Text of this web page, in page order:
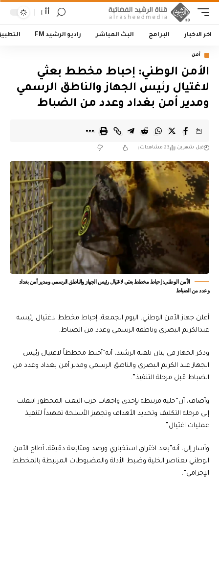
أأ
اخر الاخبار البرامج البث المباشر راديو الرشيد FM
أمن
الأمن الوطني: إحباط مخطط بعثي
لاغتيال رئيس الجهاز والناطق الرسمي
ومدير أمن بغداد وعدد من الضباط
قبل شهرين 23 مشاهدات
الأمن الوطني: إحباط مخطط بعثي لاغتيال رئيس الجهاز والناطق الرسمي ومدير أمن بغداد
وعدد من الضباط
أعلن جهاز الأمن الوطني، اليوم الجمعة، إحباط مخطط لاغتيال رئيسه
عبدالكريم البصري وناطقه الرسمي وعدد من الضباط.
وذكر الجهاز في بيان تلقته الرشيد، أنه”أحبط مخططاً لاغتيال رئيس
الجهاز عبد الكريم البصري والناطق الرسمي ومدير أمن بغداد وعدد من
الضباط قبل مرحلة التنفيذ”.
وأضاف، أن”خلية مرتبطة بإحدى واجهات حزب البعث المحظور انتقلت
إلى مرحلة التكليف وتحديد الأهداف وتجهيز الأسلحة تمهيداً لتنفيذ
عمليات اغتيال”.
وأشار إلى، أنه”بعد اختراق استخباري ورصد ومتابعة دقيقة، أطاح الأمن
الوطني بعناصر الخلية وضبط الأدلة والمضبوطات المرتبطة بالمخطط
الإجرامي”.